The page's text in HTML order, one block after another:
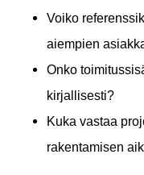
Voiko
aiempien
Onko
kirjallisesti?
Kuka vastaa
rakentamisen